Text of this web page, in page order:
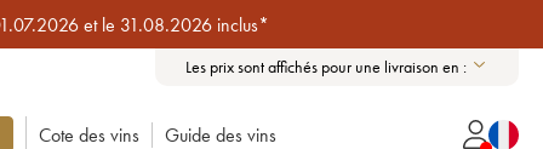
et le 31.08.2026 inclus*
Les prix sont affichés pour une livraison en :
Cote des vins Guide des vins